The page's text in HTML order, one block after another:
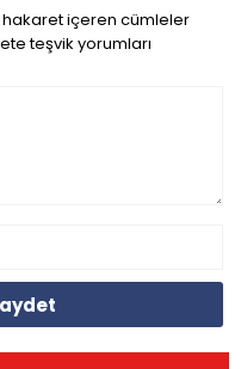
içeren cümleler
teşvik yorumları